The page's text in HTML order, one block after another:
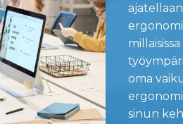
oma
sinun